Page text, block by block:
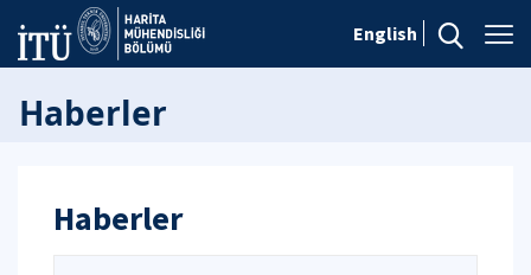
English
Haberler
Haberler